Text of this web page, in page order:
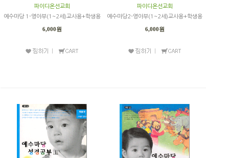
파이디온선교회
예수마당 1-영아부(1~2세)교사용+학생용
6,000원
파이디온선교회
예수마당2-영아부(1~2세)교사용+학생용
6,000원